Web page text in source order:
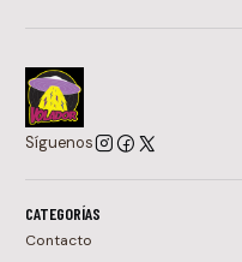
Síguenos
CATEGORÍAS
Contacto